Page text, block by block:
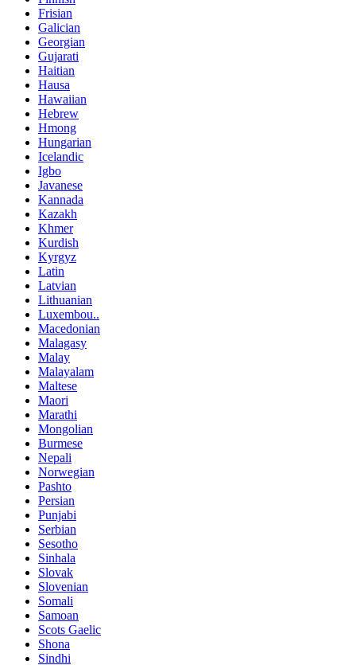
Frisian
Galician
Georgian
Gujarati
Haitian
Hausa
Hawaiian
Hebrew
Hmong
Hungarian
Icelandic
Igbo
Javanese
Kannada
Kazakh
Khmer
Kurdish
Kyrgyz
Latin
Latvian
Lithuanian
Luxembou..
Macedonian
Malagasy
Malay
Malayalam
Maltese
Maori
Marathi
Mongolian
Burmese
Nepali
Norwegian
Pashto
Persian
Punjabi
Serbian
Sesotho
Sinhala
Slovak
Slovenian
Somali
Samoan
Scots Gaelic
Shona
Sindhi